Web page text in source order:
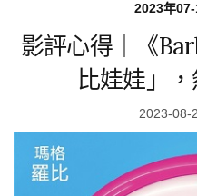
2023年
影評心得｜《
比娃娃」
2023-08-